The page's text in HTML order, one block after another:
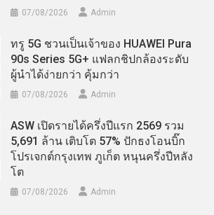
07/08/2026 Admin
ทรู 5G ชวนเป็นเจ้าของ HUAWEI Pura
90s Series 5G+ แฟลกชิปกล้องระดับ
ผู้นำได้ง่ายกว่า คุ้มกว่า
07/08/2026 Admin
ASW เปิดรายได้ครึ่งปีแรก 2569 รวม
5,691 ล้าน เติบโต 57% ปักธงโอนบิ๊ก
โปรเจกต์กรุงเทพ ภูเก็ต หนุนครึ่งปีหลัง
โต
07/08/2026 Admin